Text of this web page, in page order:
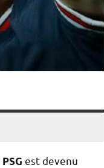
PSG est devenu